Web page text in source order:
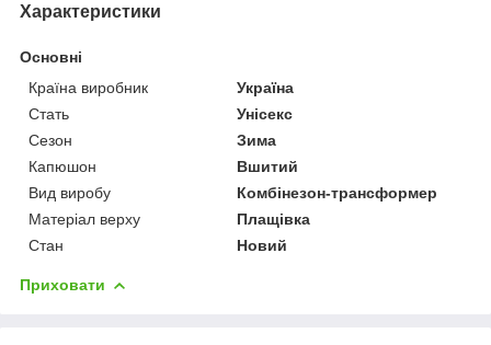
Характеристики
Основні
Країна виробник
Україна
Стать
Унісекс
Сезон
Зима
Капюшон
Вшитий
Вид виробу
Комбінезон-трансформер
Матеріал верху
Плащівка
Стан
Новий
Приховати